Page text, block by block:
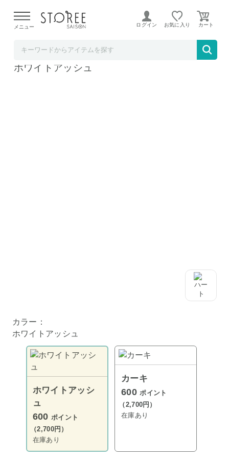
よる配送遅延が発生しております。
メニュー ログイン お気に入り
アイリスオーヤマ TRAILBOX 400 TRB-400
ホワイトアッシュ
カラー：
ホワイトアッシュ
ホワイトアッシ
ュ
600ポイント
（2,700円）
在庫あり
カーキ
600ポイント
（2,700円）
在庫あり